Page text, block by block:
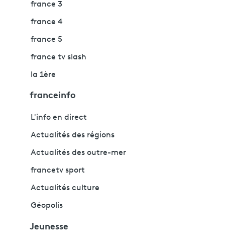
france 3
france 4
france 5
france tv slash
la 1ère
franceinfo
L'info en direct
Actualités des régions
Actualités des outre-mer
francetv sport
Actualités culture
Géopolis
Jeunesse